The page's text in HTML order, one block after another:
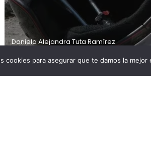
Daniela Alejandra Tuta Ramírez
12/11/2023
cookies para asegurar que te damos la